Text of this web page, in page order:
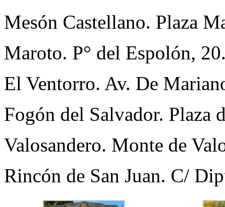
Mesón Castellano. Plaza
Maroto. P° del Espolón,
El Ventorro. Av. De
Fogón del Salvador. Plaza
Valosandero. Monte de
Rincón de San Juan. C/